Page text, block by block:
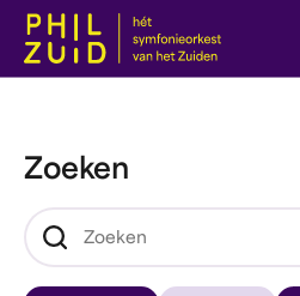
Zoeken